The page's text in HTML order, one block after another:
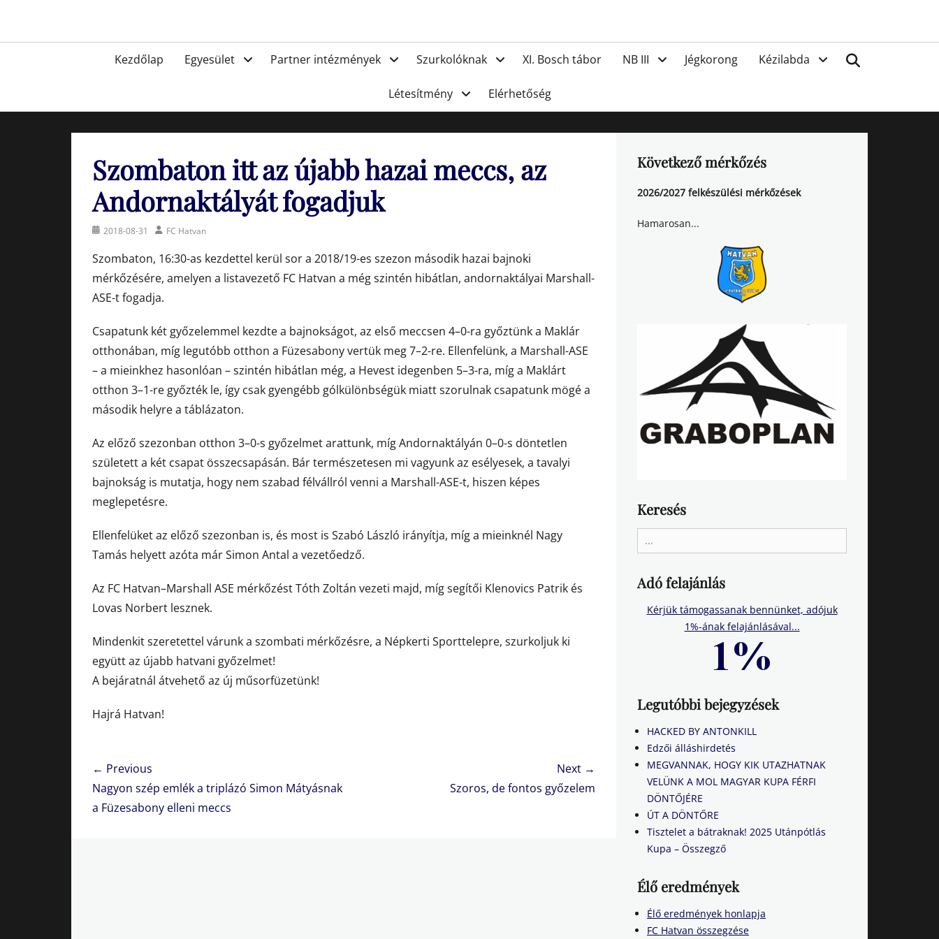
FC Hatvan
PrimaryKezdőlap Egyesület Partner intézmények Szurkolóknak XI. Bosch tábor NB III Jégkorong Kézilabda
Létesítmény Elérhetőség
Szombaton itt az újabb hazai meccs, az
Andornaktályát fogadjuk
Posted2018-08-31 AuthorFC Hatvan
Szombaton, 16:30-as kezdettel kerül sor a 2018/19-es szezon második hazai bajnoki
mérkőzésére, amelyen a listavezető FC Hatvan a még szintén hibátlan, andornaktályai Marshall-
ASE-t fogadja.
Csapatunk két győzelemmel kezdte a bajnokságot, az első meccsen 4–0-ra győztünk a Maklár
otthonában, míg legutóbb otthon a Füzesabony vertük meg 7–2-re. Ellenfelünk, a Marshall-ASE
– a mieinkhez hasonlóan – szintén hibátlan még, a Hevest idegenben 5–3-ra, míg a Maklárt
otthon 3–1-re győzték le, így csak gyengébb gólkülönbségük miatt szorulnak csapatunk mögé a
második helyre a táblázaton.
Az előző szezonban otthon 3–0-s győzelmet arattunk, míg Andornaktályán 0–0-s döntetlen
született a két csapat összecsapásán. Bár természetesen mi vagyunk az esélyesek, a tavalyi
bajnokság is mutatja, hogy nem szabad félvállról venni a Marshall-ASE-t, hiszen képes
meglepetésre.
Ellenfelüket az előző szezonban is, és most is Szabó László irányítja, míg a mieinknél Nagy
Tamás helyett azóta már Simon Antal a vezetőedző.
Az FC Hatvan–Marshall ASE mérkőzést Tóth Zoltán vezeti majd, míg segítői Klenovics Patrik és
Lovas Norbert lesznek.
Mindenkit szeretettel várunk a szombati mérkőzésre, a Népkerti Sporttelepre, szurkoljuk ki
együtt az újabb hatvani győzelmet!
A bejáratnál átvehető az új műsorfüzetünk!
Hajrá Hatvan!
Bejegyzés
navigáció
← Previous
Previous
post:
Nagyon szép emlék a triplázó Simon Mátyásnak
a Füzesabony elleni meccs
Next →
Szoros, de fontos győzelem
Következő mérkőzés
2026/2027 felkészülési mérkőzések
Hamarosan...
Keresés
for:
Adó felajánlás
Kérjük támogassanak bennünket, adójuk
1%-ának felajánlásával...
Legutóbbi bejegyzések
HACKED BY ANTONKILL
Edzői álláshirdetés
MEGVANNAK, HOGY KIK UTAZHATNAK
VELÜNK A MOL MAGYAR KUPA FÉRFI
DÖNTŐJÉRE
ÚT A DÖNTŐRE
Tisztelet a bátraknak! 2025 Utánpótlás
Kupa – Összegző
Élő eredmények
Élő eredmények honlapja
FC Hatvan összegzése